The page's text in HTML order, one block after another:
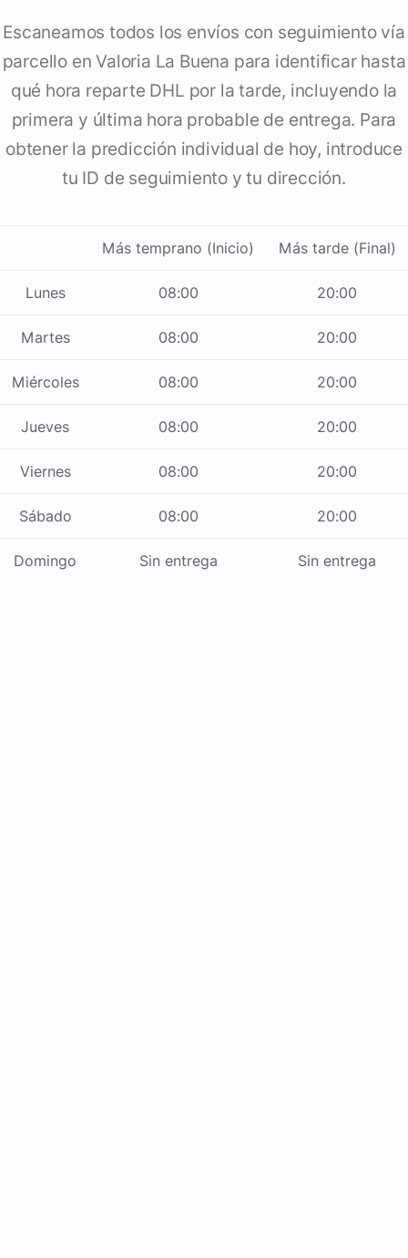
Escaneamos todos los envíos con seguimiento vía
parcello en Valoria La Buena para identificar hasta
qué hora reparte DHL por la tarde, incluyendo la
primera y última hora probable de entrega. Para
obtener la predicción individual de hoy, introduce
tu ID de seguimiento y tu dirección.
Más temprano (Inicio) Más tarde (Final)
Lunes 08:00 20:00
Martes 08:00 20:00
Miércoles 08:00 20:00
Jueves 08:00 20:00
Viernes 08:00 20:00
Sábado 08:00 20:00
Domingo Sin entrega Sin entrega